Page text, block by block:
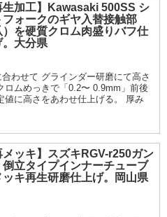
生加工】Kawasaki 500SS シ
フォークのギヤ入替接触部
）を硬質クロム肉盛りバフ仕
。大分県
わせて グラインダー研磨にて高さ
ロムめっきで「0.2〜 0.9mm」前後
値に高さをあわせ仕上げる。 厚み
メッキ】スズキRGV-r250ガン
立タイプインナーチューブ
ッキ再生研磨仕上げ。岡山県